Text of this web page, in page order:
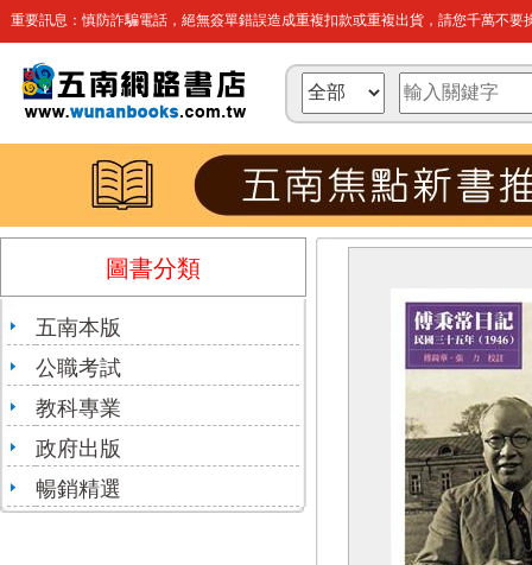
重要訊息：慎防詐騙電話，絕無簽單錯誤造成重複扣款或重複出貨，請您千萬不要
圖書分類
五南本版
公職考試
教科專業
政府出版
暢銷精選